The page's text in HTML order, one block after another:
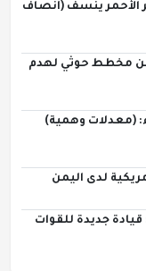
الأحمر ينسف (أنصاف
من مخطط حوثي لهدم
(معدلات وهمية)
لدى اليمن
جديدة للقوات